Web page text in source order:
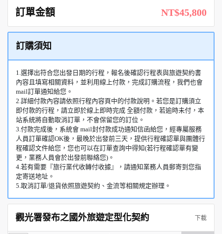
訂單金額 NT$45,800
訂購須知
1.選擇出符合您出發日期的行程，報名後確認行程表與旅遊契約書
內容且填寫相關資料，並利用線上付款，完成訂購流程，我們也會
mail訂單通知給您。
2.詳細付款內容請依照行程內容頁中的付款說明。若您是訂購須立
即付款的行程，請立即於線上即時完成 全額付款，若逾時未付，本
站系統將自動取消訂單，不會保留您的訂位。
3.付款完成後，系統會 mail封付款成功通知信函給您，經專屬服務
人員訂單確認OK後，最晚於出發前三天，提供行程確認單與團體行
程確認文件給您，您也可以在訂單查詢中得知(若行程確認單有變
更，業務人員會於出發前聯絡您)。
4.若有需要『旅行業代收轉付收據』，請通知業務人員郵寄到您指
定寄送地址。
5.取消訂單/退貨依照旅遊契約、金流等相關規定辦理。
觀光署發布之國外旅遊定型化契約 下載